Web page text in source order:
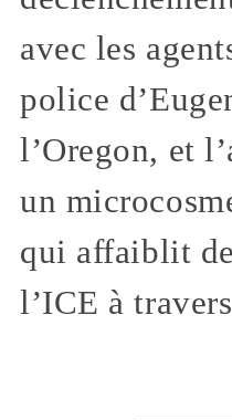
avec les
police
l’Oregon, et
un
qui affaiblit
l’ICE à